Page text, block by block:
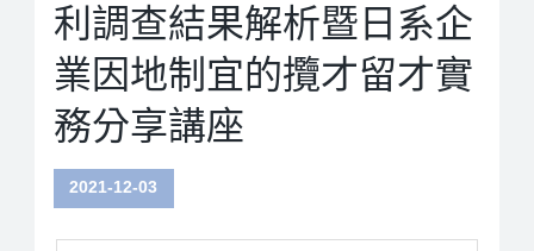
利調查結果解析暨日系企
業因地制宜的攬才留才實
務分享講座
2021-12-03